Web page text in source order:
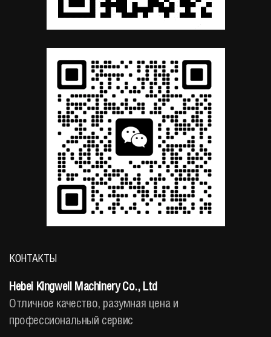
КОНТАКТЫ
Hebei Kingwell Machinery Co., Ltd
Отличное качество, разумная цена и
профессиональный сервис